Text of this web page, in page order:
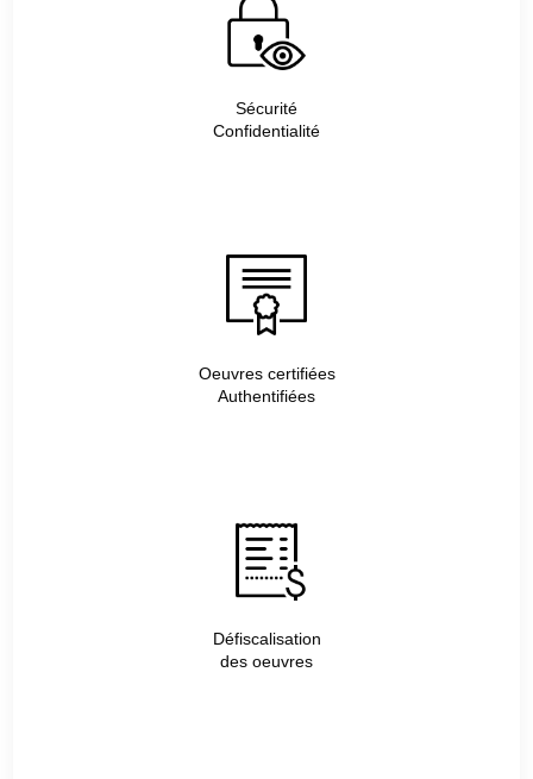
Sécurité
Confidentialité
Oeuvres certifiées
Authentifiées
Défiscalisation
des oeuvres